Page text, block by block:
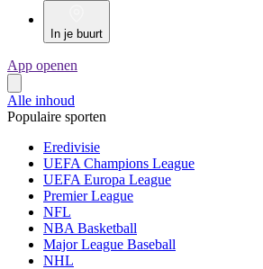
In je buurt
App openen
Alle inhoud
Populaire sporten
Eredivisie
UEFA Champions League
UEFA Europa League
Premier League
NFL
NBA Basketball
Major League Baseball
NHL